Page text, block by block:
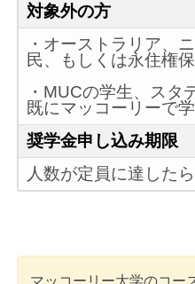
対象外の方
・オーストラリア、
民、もしくは永住権
・MUCの学生、スタ
既にマッコーリーで
奨学金申し込み期限
人数が定員に達したら